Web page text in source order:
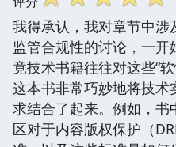
我得承认，我对章节中
监管合规性的讨论，一
竟技术书籍往往对这些“
这本书非常巧妙地将技
求结合了起来。例如，
区对于内容版权保护（